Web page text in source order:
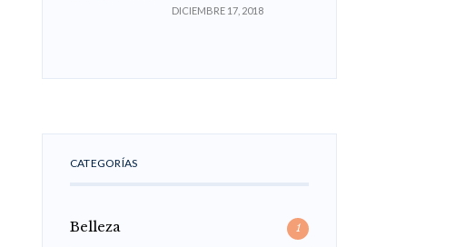
DICIEMBRE 17, 2018
CATEGORÍAS
Belleza 1